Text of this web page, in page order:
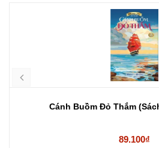
Cánh Buồm Đỏ Thắm
89.100₫